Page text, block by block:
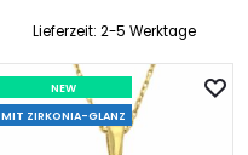
Lieferzeit: 2-5 Werktage
NEW
MIT ZIRKONIA-GLANZ